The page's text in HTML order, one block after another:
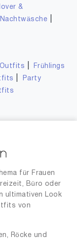
&
Frühlings
Party
für Frauen
Büro oder
ultimativen Look
von
Röcke und